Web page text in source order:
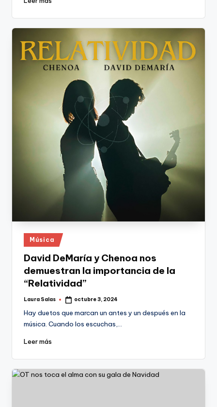
Publicado
en
Música
David DeMaría y Chenoa nos
demuestran la importancia de la
“Relatividad”
Publicado
Laura Salas octubre 3, 2024
Hay duetos que marcan un antes y un después en la
música. Cuando los escuchas,…
Leer más